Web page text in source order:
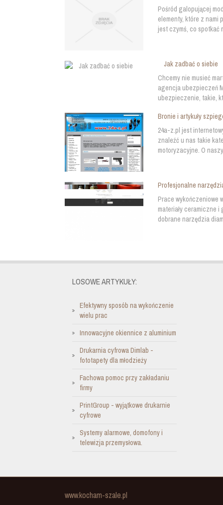
Pośród galopującej
elementy, które z nami
jest czymś, co spotkać
Jak zadbać o siebie
Chcemy nie musieć
agencja ubezpieczeń
ubezpieczenie, takie,
Bronie i artykuły
24a-z.pl jest
znaleźć u nas takie
motoryzacyjne. O
Profesjonalne
Prace wykończeniowe
materiały ceramiczne
dobrane narzędzia
LOSOWE ARTYKUŁY:
Efektywny sposób na wykończenie
wielu prac
Innowacyjne okiennice z aluminium
Drukarnia cyfrowa Dimlab -
fototapety dla młodzieży
Fachowa pomoc przy zakładaniu
firmy
PrintGroup - wyjątkowe drukarnie
cyfrowe
Systemy alarmowe, domofony i
telewizja przemysłowa.
www.kocham-szale.pl